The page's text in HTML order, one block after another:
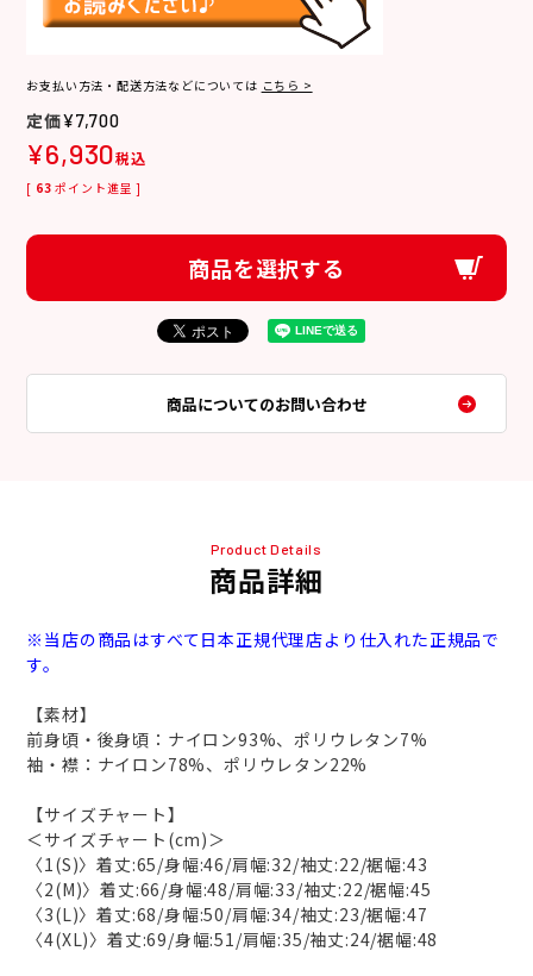
お支払い方法・配送方法などについては こちら >
¥7,700
¥6,930税込
[ 63 ポイント進呈 ]
商品を選択する
商品についてのお問い合わせ
Product Details
商品詳細
※当店の商品はすべて日本正規代理店より仕入れた正規品で
す。
【素材】
前身頃・後身頃：ナイロン93%、ポリウレタン7%
袖・襟：ナイロン78%、ポリウレタン22%
【サイズチャート】
＜サイズチャート(cm)＞
〈1(S)〉着丈:65/身幅:46/肩幅:32/袖丈:22/裾幅:43
〈2(M)〉着丈:66/身幅:48/肩幅:33/袖丈:22/裾幅:45
〈3(L)〉着丈:68/身幅:50/肩幅:34/袖丈:23/裾幅:47
〈4(XL)〉着丈:69/身幅:51/肩幅:35/袖丈:24/裾幅:48